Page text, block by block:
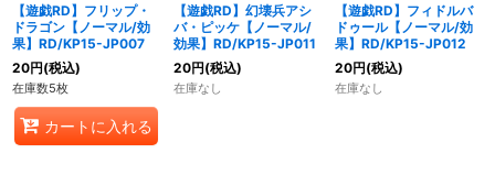
【遊戯RD】フリップ・
ドラゴン【ノーマル/効
果】RD/KP15-JP007
20円(税込)
在庫数5枚
カートに入れる
【遊戯RD】幻壊兵アシ
バ・ピッケ【ノーマル/
効果】RD/KP15-JP011
20円(税込)
在庫なし
【遊戯RD】フィドルバ
ドゥール【ノーマル/効
果】RD/KP15-JP012
20円(税込)
在庫なし